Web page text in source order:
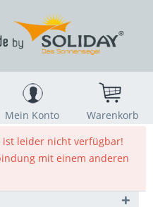
Mein Konto
Warenkorb
ist leider nicht verfügbar!
mit einem anderen